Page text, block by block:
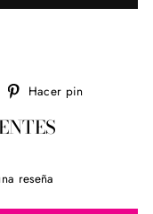
Hacer pin
reseña